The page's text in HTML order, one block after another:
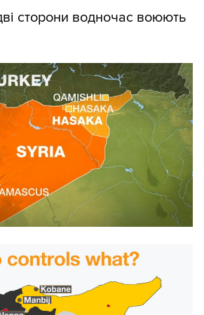
сторони водночас воюють